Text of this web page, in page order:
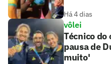
Há 4 dias
vôlei
Técnico do
pausa de
muito'